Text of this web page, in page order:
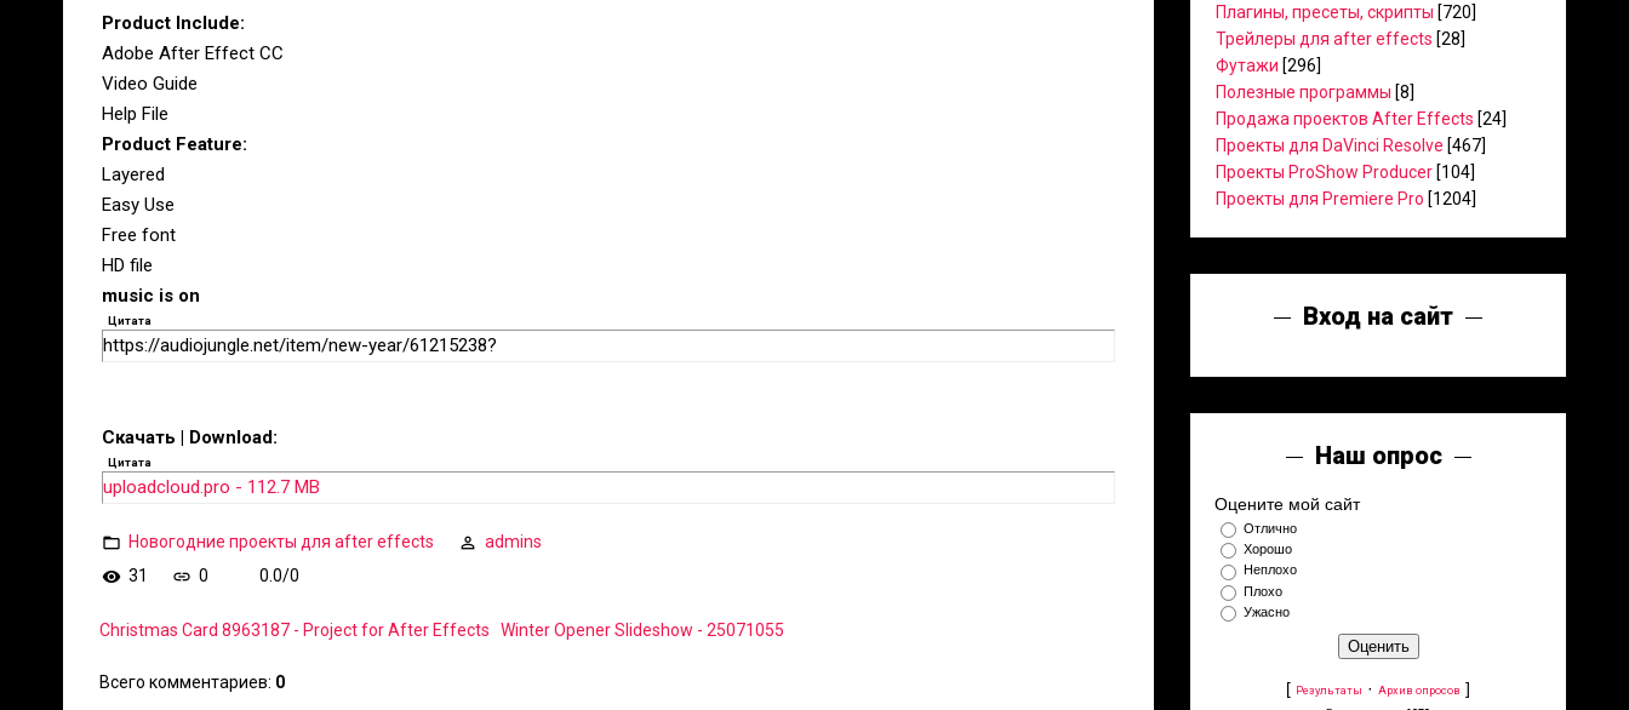
Product Include:
Adobe After Effect CC
Video Guide
Help File
Product Feature:
Layered
Easy Use
Free font
HD file
music is on
Цитата
https://audiojungle.net/item/new-year/61215238?
Скачать | Download:
Цитата
uploadcloud.pro - 112.7 MB
Новогодние проекты для after effects
admins
31
0 0.0/0
Christmas Card 8963187 - Project for After Effects Winter Opener Slideshow - 25071055
Всего комментариев: 0
Плагины, пресеты, скрипты [720]
Трейлеры для after effects [28]
Футажи [296]
Полезные программы [8]
Продажа проектов After Effects [24]
Проекты для DaVinci Resolve [467]
Проекты ProShow Producer [104]
Проекты для Premiere Pro [1204]
Вход на сайт
Наш опрос
Оцените мой сайт
Отлично
Хорошо
Неплохо
Плохо
Ужасно
[ Результаты · Архив опросов ]